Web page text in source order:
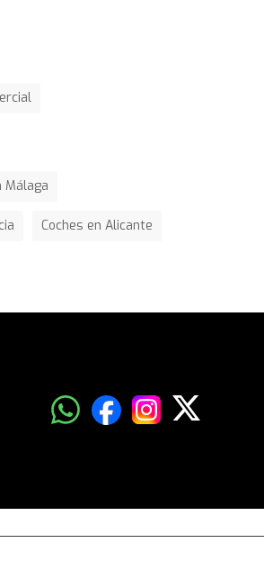
Málaga
Coches en Alicante